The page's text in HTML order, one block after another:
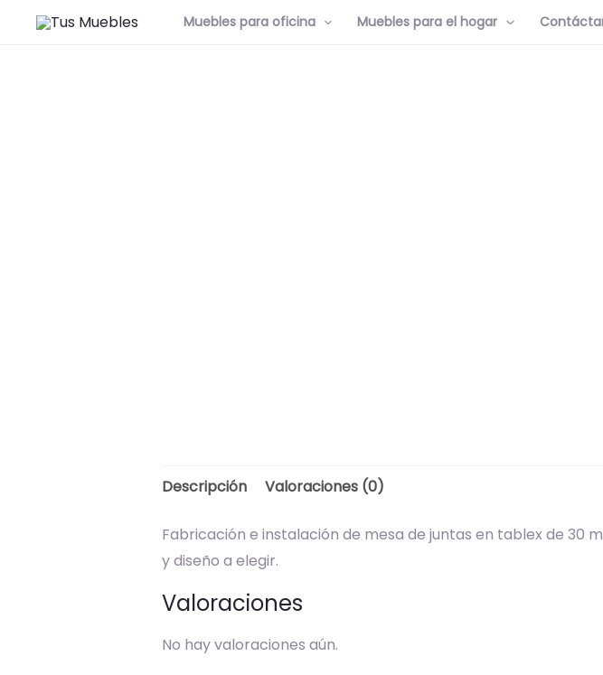
Muebles para oficina Muebles para el hogar
Descripción Valoraciones (0)
Fabricación e instalación de mesa de juntas en tablex de
y diseño a elegir.
Valoraciones
No hay valoraciones aún.